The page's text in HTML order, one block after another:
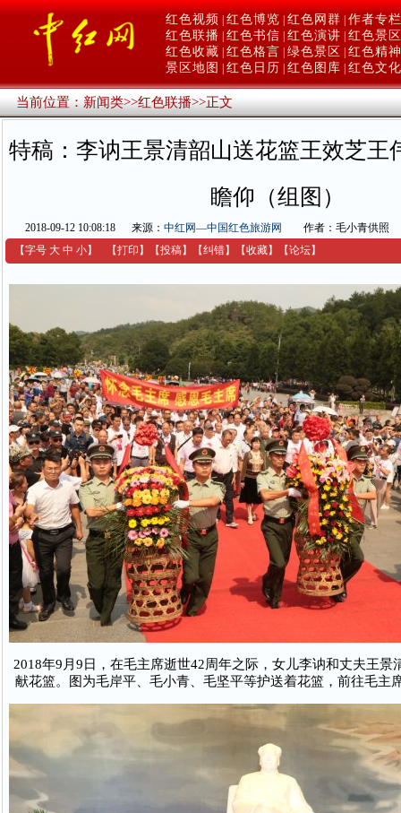
红色视频 红色博览 红色网群 作者专栏
红色联播 红色书信 红色演讲 红色景区
红色收藏 红色格言 绿色景区
红色精神
景区地图
红色日历 红色图库 红色文化
当前位置：新闻类>>红色联播>>正文
特稿：李讷王景清韶山送花篮王效芝王
瞻仰（组图）
2018-09-12 10:08:18 来源： 中红网—中国红色旅游网
作者：毛小青供照
【字号 大 中 小】 【打印 】 【投稿】 【纠错】 【收藏】 【论坛】
2018年9月9日，在毛主席逝世42周年之际，女儿李讷和丈夫王景
献花篮。图为毛岸平、毛小青、毛坚平等护送着花篮，前往毛主